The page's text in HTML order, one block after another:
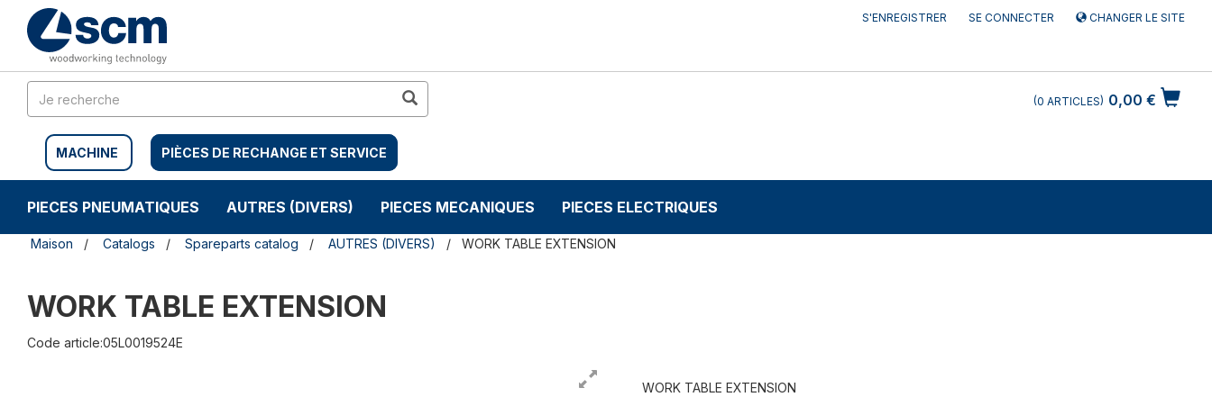
contenu
sauter
navigation
S'ENREGISTRER SE CONNECTER CHANGER LE SITE
MACHINE PIÈCES DE RECHANGE ET SERVICE
0,00 €
0 ARTICLES
PIECES PNEUMATIQUES AUTRES (DIVERS) PIECES MECANIQUES PIECES ELECTRIQUES
Maison Catalogs Spareparts catalog AUTRES (DIVERS) WORK TABLE EXTENSION
WORK TABLE EXTENSION
Code article:05L0019524E
WORK TABLE EXTENSION